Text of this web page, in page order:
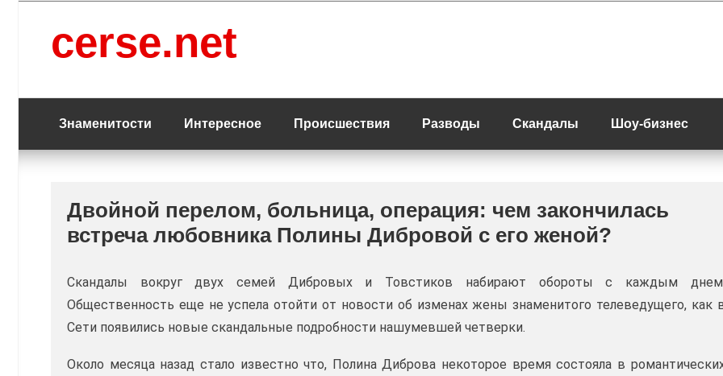
содержанию
cerse.net
Знаменитости Интересное Происшествия Разводы Скандалы Шоу-бизнес
Двойной перелом, больница, операция: чем закончилась
встреча любовника Полины Дибровой с его женой?
Скандалы вокруг двух семей Дибровых и Товстиков набирают обороты с каждым
Общественность еще не успела отойти от новости об изменах жены знаменитого телеведущего, как
Сети появились новые скандальные подробности нашумевшей четверки.
Около месяца назад стало известно что, Полина Диброва некоторое время состояла в